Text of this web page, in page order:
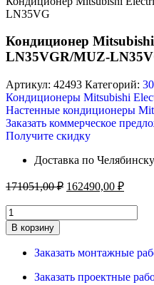
LN35VG
Кондиционер
LN35VGR/MUZ-
Артикул: 42493 Категорий:
Кондиционеры Mitsubishi
Настенные кондиционеры
Заказать коммерческое
Получите скидку
Доставка по
171051,00₽ 162490,00 ₽
Количество
товара
Кондиционер
Mitsubishi
MSZ-
В корзину
Заказать монтажные
Заказать проектные